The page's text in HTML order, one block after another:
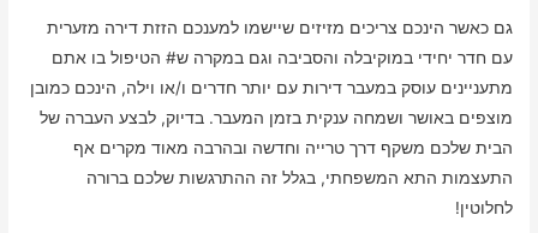
גם כאשר הינכם צריכים מזיזים שיישמו למענכם הזזת דירה מזערית
עם חדר יחידי במוקיבלה והסביבה וגם במקרה ש# הטיפול בו אתם
מתעניינים עוסק במעבר דירות עם יותר חדרים ו/או וילה, הינכם כמובן
מוצפים באושר ושמחה ענקית בזמן המעבר. בדיוק, לבצע העברה של
הבית שלכם משקף דרך טרייה וחדשה ובהרבה מאוד מקרים אף
התעצמות התא המשפחתי, בגלל זה ההתרגשות שלכם ברורה
לחלוטין!